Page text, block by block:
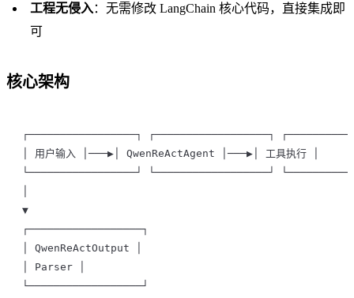
工程无侵入：无需修改 LangChain 核心代码，直接集成即
可
核心架构
┌─────────────────┐ ┌──────────────────┐
│ 用户输入 │───▶│ QwenReActAgent │───▶│ 工具执行 │
└─────────────────┘ └──────────────────┘
▼
┌──────────────────┐
│ QwenReActOutput │
│ Parser │
└──────────────────┘